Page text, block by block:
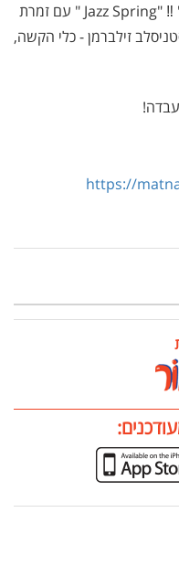
ערב ג'אז בסדרת "צלילי היין במעבדה" ‼ "Jazz Spring " עם זמרת
זילברמן - כלי הקשה,
https://